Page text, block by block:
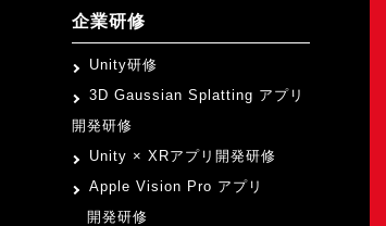
企業研修
Unity研修
3D Gaussian Splatting アプリ
開発研修
Unity × XRアプリ開発研修
Apple Vision Pro アプリ
開発研修